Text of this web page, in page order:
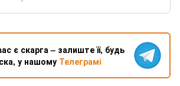
є скарга – залиште її, будь
у нашому Телеграмі